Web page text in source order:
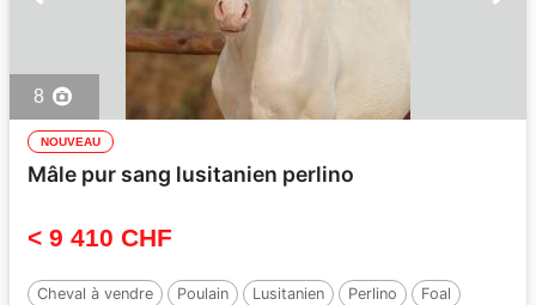
8
NOUVEAU
Mâle pur sang lusitanien perlino
< 9 410 CHF
Cheval à vendre Poulain Lusitanien Perlino
Foal